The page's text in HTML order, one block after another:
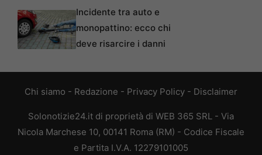
Incidente tra auto e
monopattino: ecco chi
deve risarcire i danni
Chi siamo - Redazione - Privacy Policy - Disclaimer
Solonotizie24.it di proprietà di WEB 365 SRL - Via
Nicola Marchese 10, 00141 Roma (RM) - Codice Fiscale
e Partita I.V.A. 12279101005